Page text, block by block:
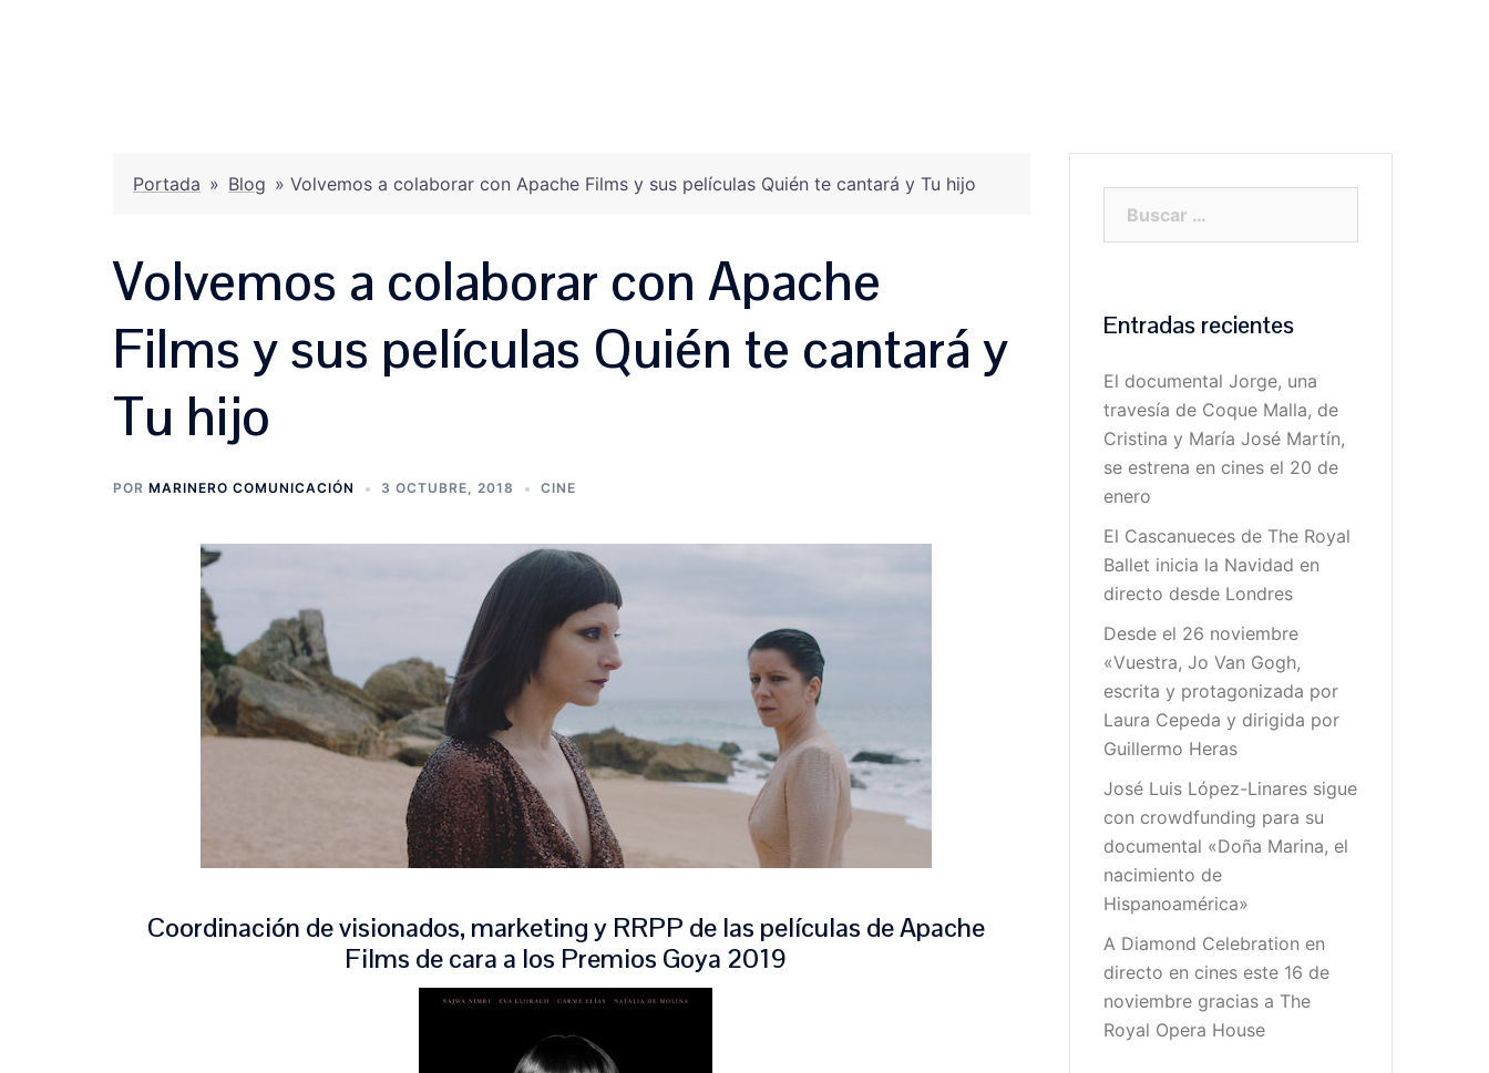
Portada » Blog » Volvemos a colaborar con Apache Films y sus películas Quién te cantará y Tu hijo
Volvemos a colaborar con Apache
Films y sus películas Quién te cantará y
Tu hijo
POR MARINERO COMUNICACIÓN 3 OCTUBRE, 2018 CINE
Coordinación de visionados, marketing y RRPP de las películas de Apache
Films de cara a los Premios Goya 2019
Entradas recientes
El documental Jorge, una
travesía de Coque Malla, de
Cristina y María José Martín,
se estrena en cines el 20 de
enero
El Cascanueces de The Royal
Ballet inicia la Navidad en
directo desde Londres
Desde el 26 noviembre
«Vuestra, Jo Van Gogh,
escrita y protagonizada por
Laura Cepeda y dirigida por
Guillermo Heras
José Luis López-Linares sigue
con crowdfunding para su
documental «Doña Marina, el
nacimiento de
Hispanoamérica»
A Diamond Celebration en
directo en cines este 16 de
noviembre gracias a The
Royal Opera House